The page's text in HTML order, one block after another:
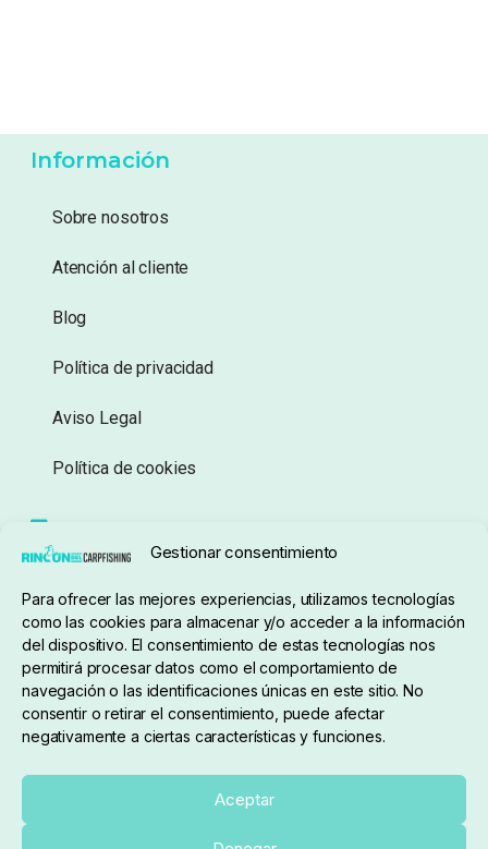
Gestionar consentimiento
Para ofrecer las mejores experiencias, utilizamos tecnologías
como las cookies para almacenar y/o acceder a la información
del dispositivo. El consentimiento de estas tecnologías nos
permitirá procesar datos como el comportamiento de
navegación o las identificaciones únicas en este sitio. No
consentir o retirar el consentimiento, puede afectar
negativamente a ciertas características y funciones.
Aceptar
Información
Sobre nosotros
Atención al cliente
Blog
Política de privacidad
Aviso Legal
Política de cookies
Sobre nosotros